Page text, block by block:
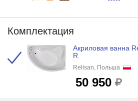
Комплектация
Акриловая ванна
R
Relisan, Польша
50 950